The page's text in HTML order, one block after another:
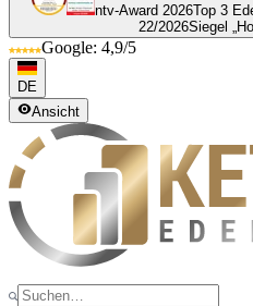
ntv-Award 2026Top 3
22/2026Siegel
Google: 4,9/5
DE
Ansicht